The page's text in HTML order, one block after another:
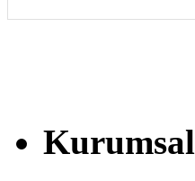
Kurumsal